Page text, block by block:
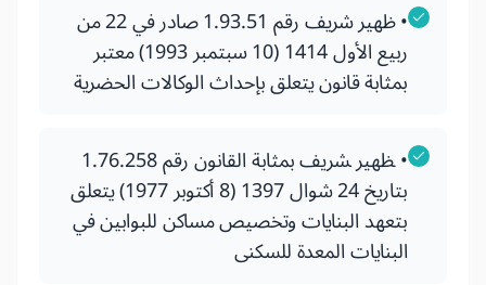
• ظهير شريف رقم 1.93.51 صادر في 22 من
ربيع الأول 1414 (10 سبتمبر 1993) معتبر
بمثابة قانون يتعلق بإحداث الوكالات الحضرية
• ﻈﻬﻴﺮ ﺸﺮﻳﻒ بمثابة القانون رقم 1.76.258
بتاريخ 24 شوال 1397 (8 أكتوبر 1977) يتعلق
بتعهد البنايات وتخصيص مساكن للبوابين في
البنايات المعدة للسكنى